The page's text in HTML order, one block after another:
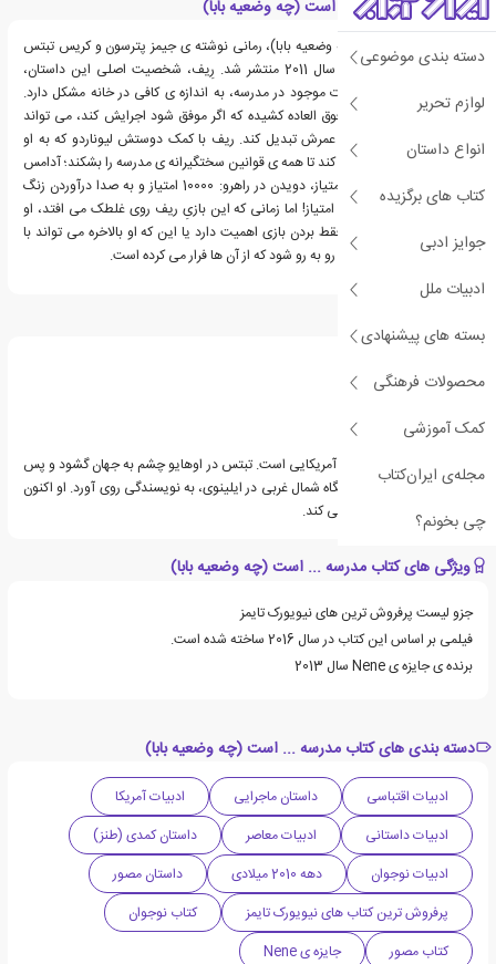
دسته بندی موضوعی
لوازم تحریر
انواع داستان
کتاب های برگزیده
جوایز ادبی
ادبیات ملل
بسته های پیشنهادی
محصولات فرهنگی
کمک آموزشی
مجله‌ی ایران‌کتاب
چی بخونم؟
معرفی کتاب مدرسه ... است (چه وضعیه بابا)
کتاب مدرسه ... است (چه وضعیه بابا)، رمانی نوشته ی جیمز پترسون و کریس تبتس
است که نخستین بار در سال 2011 منتشر شد. رِیف، شخصیت اصلی این داستان،
بدون اضافه شدن مشکلات موجود در مدرسه، به اندازه ی کافی در خانه مشکل دارد.
خوشبختانه او نقشه ای فوق العاده کشیده که اگر موفق شود اجرایش کند، می تواند
امسال را به بهترین سال عمرش تبدیل کند. ریف با کمک دوستش لیوناردو که به او
امتیاز می دهد، تلاش می کند تا همه ی قوانین سختگیرانه ی مدرسه را بشکند؛ آدامس
جویدن در کلاس: 5000 امتیاز، دویدن در راهرو: 10000 امتیاز و به صدا درآوردن زنگ
خطر آتش سوزی: 50000 امتیاز! اما زمانی که این بازیِ ریف روی غلطک می افتد، او
باید تصمیم بگیرد که آیا فقط بردن بازی اهمیت دارد یا این که او بالاخره می تواند با
قوانین، قلدرها و حقایقی رو به رو شود که از آن ها فرار می کرده است.
درباره کریس تبتس
کریس تبتس، نویسنده ی آمریکایی است. تبتس در اوهایو چشم به جهان گشود و پس
از فارغ التحصیلی از دانشگاه شمال غربی در ایلینوی، به نویسندگی روی آورد. او اکنون
در ایالت ورمونت زندگی می کند.
ویژگی های کتاب مدرسه ... است (چه وضعیه بابا)
جزو لیست پرفروش ترین های نیویورک تایمز
فیلمی بر اساس این کتاب در سال 2016 ساخته شده است.
برنده ی جایزه ی Nene سال 2013
دسته بندی های کتاب مدرسه ... است (چه وضعیه بابا)
ادبیات اقتباسی داستان ماجرایی
ادبیات آمریکا
ادبیات داستانی
ادبیات معاصر
داستان کمدی (طنز)
ادبیات نوجوان
دهه 2010 میلادی
داستان مصور
پرفروش ترین کتاب های نیویورک تایمز
کتاب نوجوان
کتاب مصور
جایزه ی Nene